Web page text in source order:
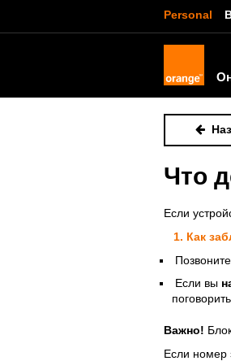
Personal
Что
Если
1. Как
Если вы
Важно!
Если номер